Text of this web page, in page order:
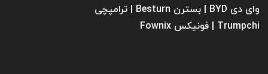
وای دی BYD | بسترن Besturn | ترامپچی
Trumpchi | فونیکس Fownix